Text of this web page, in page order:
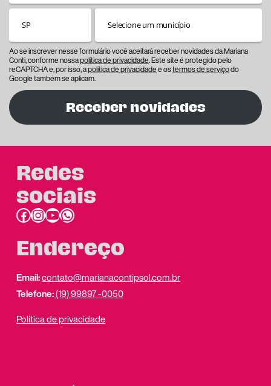
Ao se inscrever nesse formulário você aceitará receber novidades da Mariana
Conti, conforme nossapolítica de privacidade. Este site é protegido pelo
reCAPTCHA e, por isso, apolítica de privacidadee ostermos de serviçodo
Google também se aplicam.
Receber novidades
Redes
sociais
Facebook InstagramYoutube link do whatsapp
Endereço
Email:contato@marianacontipsol.com.br
Telefone:(19) 99897 -0050
Política de privacidade